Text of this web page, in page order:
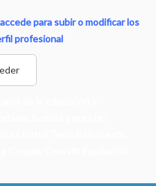
para subir o modificar los
profesional